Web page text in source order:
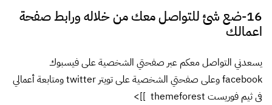
16-ضع شئ للتواصل معك من خلاله ورابط صفحة
اعمالك
يسعدني التواصل معكم عبر صفحتي الشخصية على فيسبوك
facebookوعلى صفحتي الشخصية على تويتر twitterومتابعة أعمالي
فى ثيم فوريست themeforest
]]>